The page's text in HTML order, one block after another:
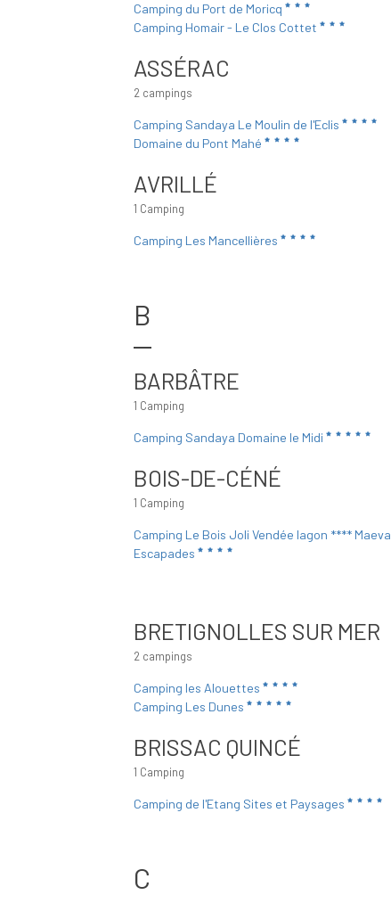
Camping du Port de Moricq
Camping Homair - Le Clos Cottet
ASSÉRAC
2 campings
Camping Sandaya Le Moulin de l'Eclis
Domaine du Pont Mahé
AVRILLÉ
1 Camping
Camping Les Mancellières
B
BARBÂTRE
1 Camping
Camping Sandaya Domaine le Midi
BOIS-DE-CÉNÉ
1 Camping
Camping Le Bois Joli Vendée lagon **** Maeva
Escapades
BRETIGNOLLES SUR MER
2 campings
Camping les Alouettes
Camping Les Dunes
BRISSAC QUINCÉ
1 Camping
Camping de l'Etang Sites et Paysages
C